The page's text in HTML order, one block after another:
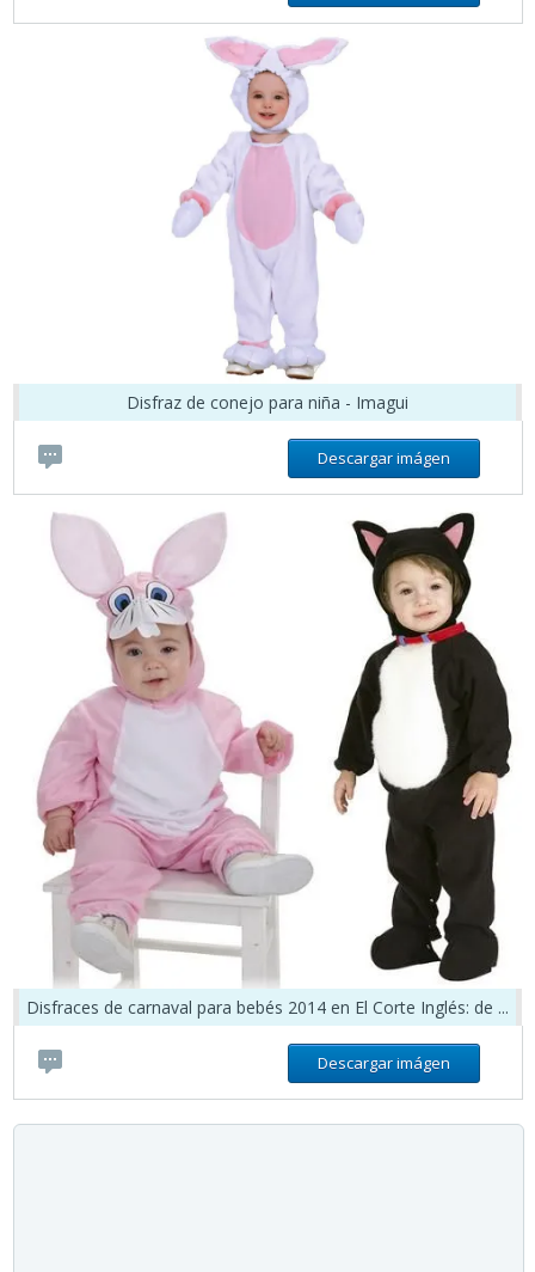
Disfraz de conejo para niña - Imagui
Descargar imágen
Disfraces de carnaval para bebés 2014 en El Corte Inglés: de ...
Descargar imágen